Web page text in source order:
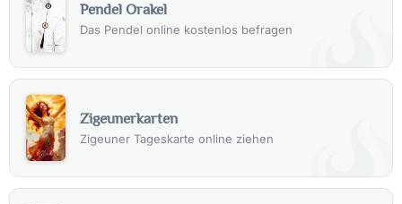
Pendel Orakel
Das Pendel online kostenlos befragen
Zigeunerkarten
Zigeuner Tageskarte online ziehen